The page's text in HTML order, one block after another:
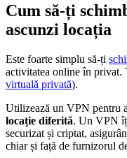
Cum să-ți
ascunzi locația
Este foarte simplu să-ți
activitatea online în privat.
virtuală privată).
Utilizează un VPN pentru
locație diferită. Un VPN
securizat și criptat,
chiar și față de furnizorul